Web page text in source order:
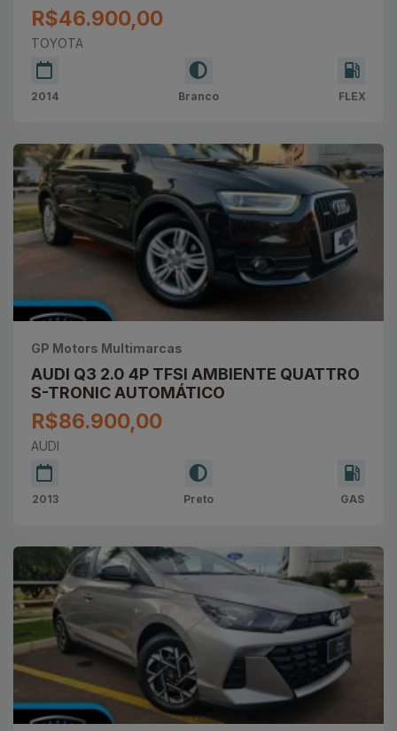
R$46.900,00
TOYOTA
2014 Branco FLEX
GP Motors Multimarcas
AUDI Q3 2.0 4P TFSI AMBIENTE QUATTRO
S-TRONIC AUTOMÁTICO
R$86.900,00
AUDI
2013 Preto GAS